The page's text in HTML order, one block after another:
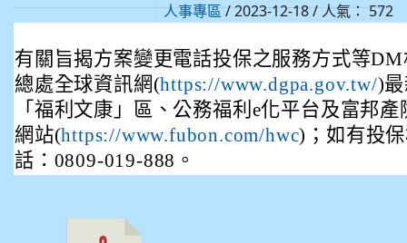
人事專區/ 2023-12-18 / 人氣： 572
有關旨揭方案變更電話投保之服務方式等
總處全球資訊網(https://www.dgpa.gov.tw/)
「福利文康」區、公務福利e化平台及富邦
網站(https://www.fubon.com/hwc)；如有投
話：0809-019-888。